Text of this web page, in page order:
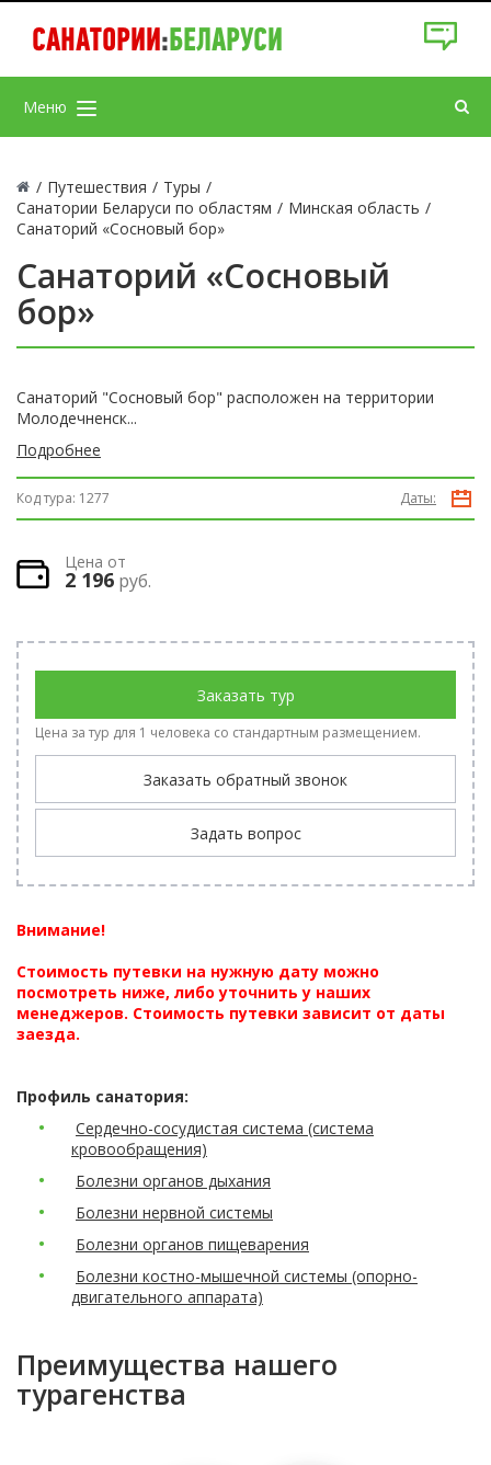
САНАТОРИИ:БЕЛАРУСИ
Меню
/ Путешествия / Туры /
Санатории Беларуси по областям / Минская область /
Санаторий «Сосновый бор»
Санаторий «Сосновый
бор»
Санаторий "Сосновый бор" расположен на территории
Молодечненск...
Подробнее
Код тура: 1277 Даты:
Цена от
2 196 руб.
Заказать тур
Цена за тур для 1 человека со стандартным размещением.
Заказать обратный звонок
Задать вопрос
Внимание!
Стоимость путевки на нужную дату можно
посмотреть ниже, либо уточнить у наших
менеджеров. Стоимость путевки зависит от даты
заезда.
Профиль санатория:
Сердечно-сосудистая система (система
кровообращения)
Болезни органов дыхания
Болезни нервной системы
Болезни органов пищеварения
Болезни костно-мышечной системы (опорно-
двигательного аппарата)
Преимущества нашего
турагенства